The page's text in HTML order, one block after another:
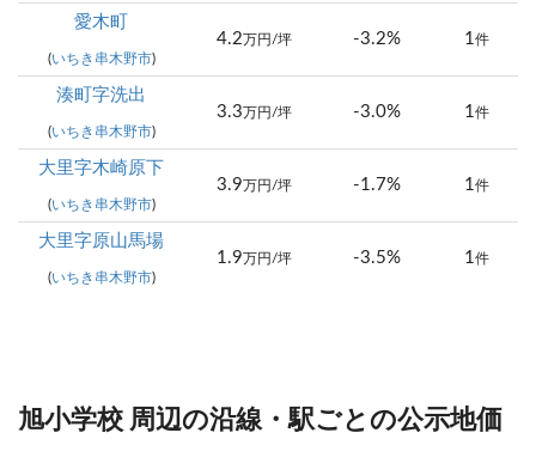
愛木町
(いちき串木野市)
4.2 万円/坪 -3.2% 1件
湊町字洗出
(いちき串木野市)
3.3 万円/坪 -3.0% 1件
大里字木崎原下
(いちき串木野市)
3.9 万円/坪 -1.7% 1件
大里字原山馬場
(いちき串木野市)
1.9 万円/坪 -3.5% 1件
旭小学校 周辺の沿線・駅ごとの公示地価